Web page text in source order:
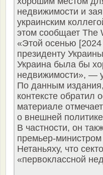
недвижимости и
украинским
этом сообщает The
«Этой осенью [2024
президенту
Украина была бы
недвижимости», —
По данным
контексте обратил
материале
о внешней
В частности, он
премьер-
Нетаньяху, что
«первоклассной